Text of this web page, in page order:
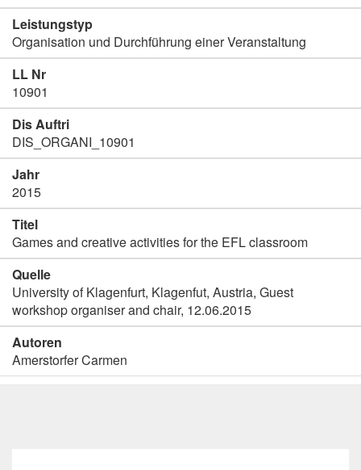
Leistungstyp
Organisation und Durchführung einer Veranstaltung
LL Nr
10901
Dis Auftri
DIS_ORGANI_10901
Jahr
2015
Titel
Games and creative activities for the EFL classroom
Quelle
University of Klagenfurt, Klagenfut, Austria, Guest
workshop organiser and chair, 12.06.2015
Autoren
Amerstorfer Carmen